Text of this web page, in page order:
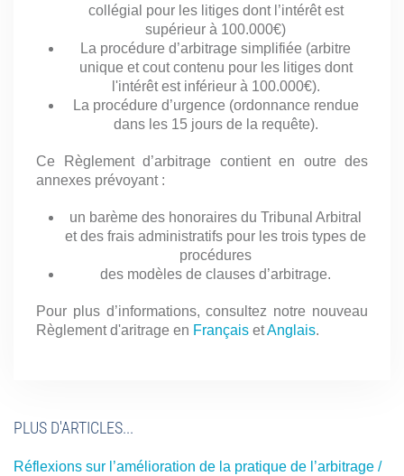
collégial pour les litiges dont l’intérêt est
supérieur à 100.000€)
La procédure d’arbitrage simplifiée (arbitre
unique et cout contenu pour les litiges dont
l'intérêt est inférieur à 100.000€).
La procédure d’urgence (ordonnance rendue
dans les 15 jours de la requête).
Ce Règlement d’arbitrage contient en outre des
annexes prévoyant :
un barème des honoraires du Tribunal Arbitral
et des frais administratifs pour les trois types de
procédures
des modèles de clauses d’arbitrage.
Pour plus d’informations, consultez notre nouveau
Règlement d'aritrage en Français etAnglais.
PLUS D'ARTICLES...
Réflexions sur l’amélioration de la pratique de l’arbitrage /